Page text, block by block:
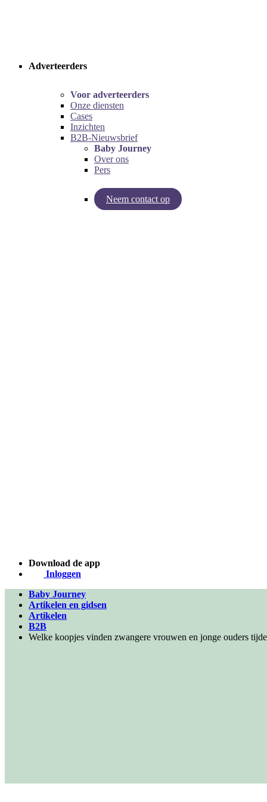
Adverteerders
Voor adverteerders
Onze diensten
Cases
Inzichten
B2B-Nieuwsbrief
Baby Journey
Over ons
Pers
Neem contact op
Download de app
Inloggen
Baby Journey
Artikelen en gidsen
Artikelen
B2B
Welke koopjes vinden zwangere vrouwen en jonge ouders